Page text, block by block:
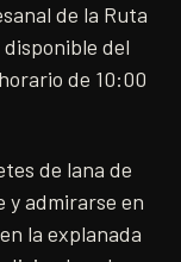
de la Ruta
del
de 10:00
de lana de
y admirarse en
la explanada